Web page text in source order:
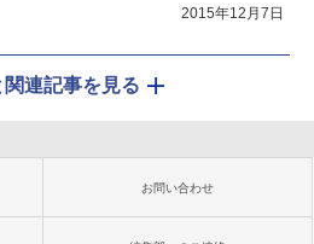
2015年12月7日
関連記事を見る
お問い合わせ